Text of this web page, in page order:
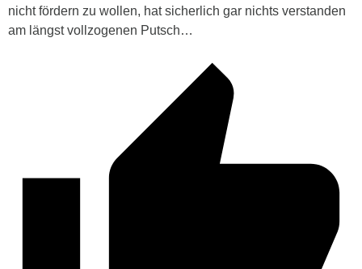
nicht fördern zu wollen, hat sicherlich gar nichts verstanden
am längst vollzogenen Putsch…